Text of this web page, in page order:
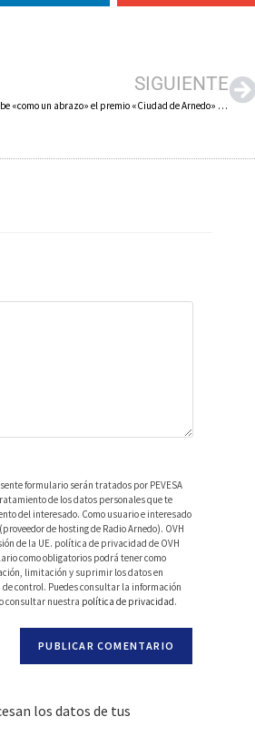
SIGUIENTE
La actriz Marta Etura recibe «como un abrazo» el premio «Ciudad de Arnedo» del festival de cine ‘Octubre Corto’
formulario serán tratados por PEVESA
de los datos personales que te
del interesado. Como usuario e interesado
de hosting de Radio Arnedo). OVH
de la UE. política de privacidad de OVH
como obligatorios podrá tener como
limitación y suprimir los datos en
control. Puedes consultar la información
consultar nuestra política de privacidad.
los datos de tus